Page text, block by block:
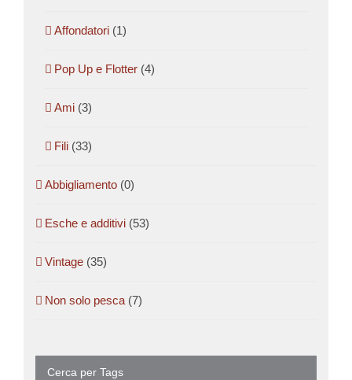
Affondatori (1)
Pop Up e Flotter (4)
Ami (3)
Fili (33)
Abbigliamento (0)
Esche e additivi (53)
Vintage (35)
Non solo pesca (7)
Cerca per Tags